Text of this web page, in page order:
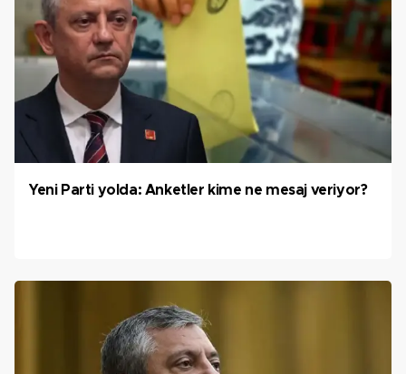
Yeni Parti yolda: Anketler kime ne mesaj veriyor?